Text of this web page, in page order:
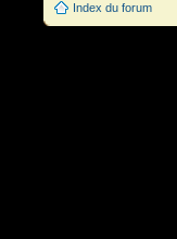
Index du forum